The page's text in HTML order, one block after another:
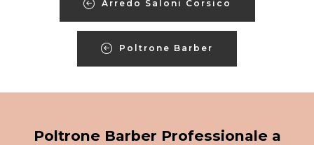
Arredo Saloni Corsico
Poltrone Barber
Poltrone Barber Professionale a